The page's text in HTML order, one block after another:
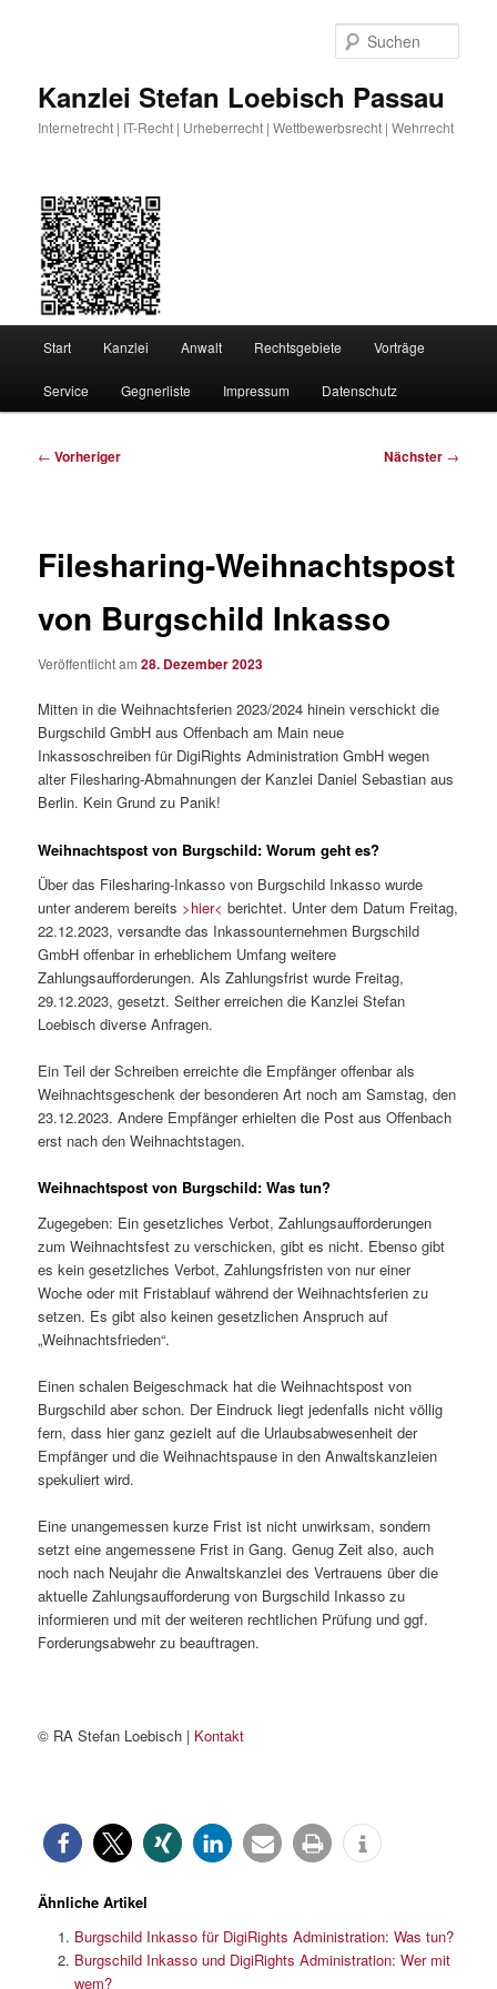
Kanzlei Stefan Loebisch Passau
Internetrecht | IT-Recht | Urheberrecht | Wettbewerbsrecht | Wehrrecht
Start Kanzlei Anwalt Rechtsgebiete Vorträge
Service Gegnerliste Impressum Datenschutz
Beitragsnavigation
← Vorheriger Nächster →
Filesharing-Weihnachtspost
von Burgschild Inkasso
Veröffentlicht am28. Dezember 2023
Mitten in die Weihnachtsferien 2023/2024 hinein verschickt die
Burgschild GmbH aus Offenbach am Main neue
Inkassoschreiben für DigiRights Administration GmbH wegen
alter Filesharing-Abmahnungen der Kanzlei Daniel Sebastian aus
Berlin. Kein Grund zu Panik!
Weihnachtspost von Burgschild: Worum geht es?
Über das Filesharing-Inkasso von Burgschild Inkasso wurde
unter anderem bereits >hier< berichtet. Unter dem Datum Freitag,
22.12.2023, versandte das Inkassounternehmen Burgschild
GmbH offenbar in erheblichem Umfang weitere
Zahlungsaufforderungen. Als Zahlungsfrist wurde Freitag,
29.12.2023, gesetzt. Seither erreichen die Kanzlei Stefan
Loebisch diverse Anfragen.
Ein Teil der Schreiben erreichte die Empfänger offenbar als
Weihnachtsgeschenk der besonderen Art noch am Samstag, den
23.12.2023. Andere Empfänger erhielten die Post aus Offenbach
erst nach den Weihnachtstagen.
Weihnachtspost von Burgschild: Was tun?
Zugegeben: Ein gesetzliches Verbot, Zahlungsaufforderungen
zum Weihnachtsfest zu verschicken, gibt es nicht. Ebenso gibt
es kein gesetzliches Verbot, Zahlungsfristen von nur einer
Woche oder mit Fristablauf während der Weihnachtsferien zu
setzen. Es gibt also keinen gesetzlichen Anspruch auf
„Weihnachtsfrieden“.
Einen schalen Beigeschmack hat die Weihnachtspost von
Burgschild aber schon. Der Eindruck liegt jedenfalls nicht völlig
fern, dass hier ganz gezielt auf die Urlaubsabwesenheit der
Empfänger und die Weihnachtspause in den Anwaltskanzleien
spekuliert wird.
Eine unangemessen kurze Frist ist nicht unwirksam, sondern
setzt eine angemessene Frist in Gang. Genug Zeit also, auch
noch nach Neujahr die Anwaltskanzlei des Vertrauens über die
aktuelle Zahlungsaufforderung von Burgschild Inkasso zu
informieren und mit der weiteren rechtlichen Prüfung und ggf.
Forderungsabwehr zu beauftragen.
© RA Stefan Loebisch | Kontakt
Ähnliche Artikel
Burgschild Inkasso für DigiRights Administration: Was tun?
Burgschild Inkasso und DigiRights Administration: Wer mit
wem?